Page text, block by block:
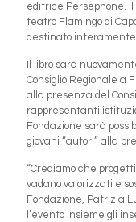
editrice Persephone. Il
teatro Flamingo di
destinato interamente
Il libro sarà
Consiglio Regionale a
alla presenza del
rappresentanti
Fondazione sarà
giovani “autori” alla
“Crediamo che
vadano valorizzati e
Fondazione, Patrizia
l’evento insieme gli